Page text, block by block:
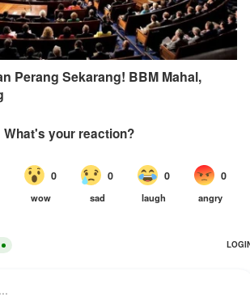
Perang Sekarang! BBM Mahal,